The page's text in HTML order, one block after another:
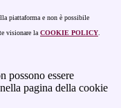
piattaforma e non è possibile
visionare la COOKIE POLICY
possono essere
pagina della cookie